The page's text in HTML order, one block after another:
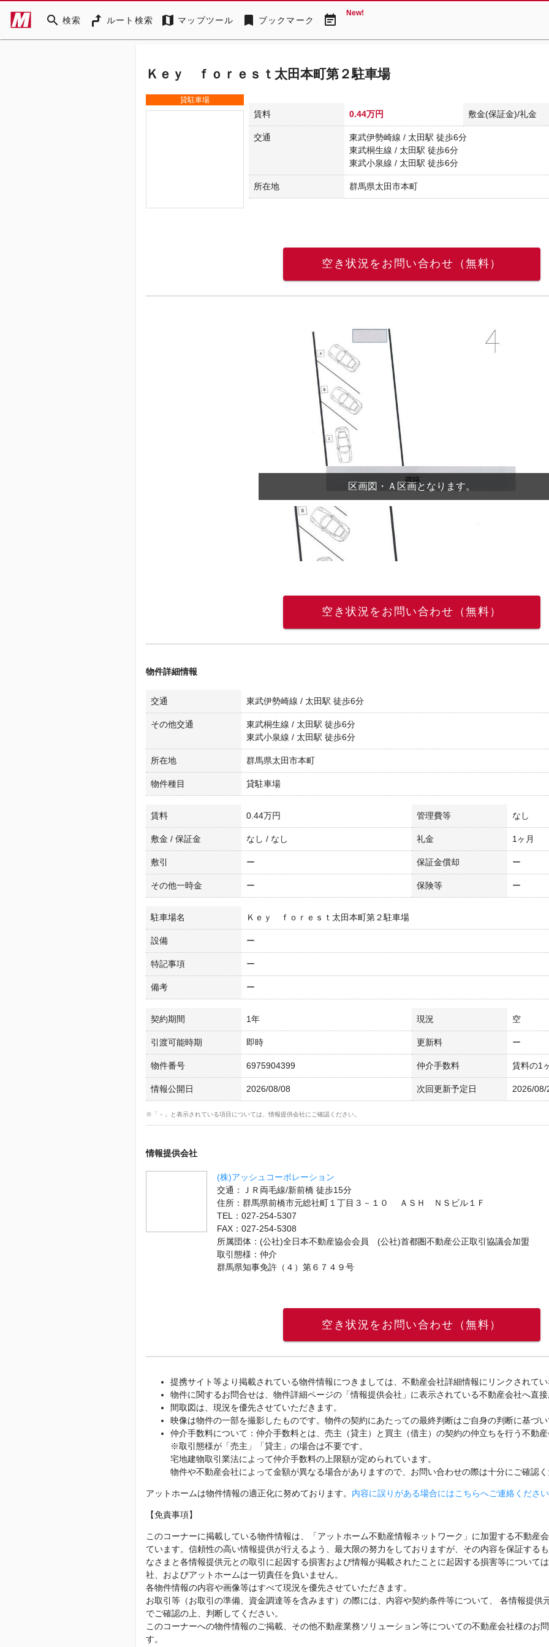
search 検索 ルート検索 map マップツール bookmark ブックマーク event_note New!
Ｋｅｙ ｆｏｒｅｓｔ太田本町第２駐車場
貸駐車場
賃料 0.44万円 敷金(保証金)/礼金
交通
東武伊勢崎線 / 太田駅 徒歩6分
東武桐生線 / 太田駅 徒歩6分
東武小泉線 / 太田駅 徒歩6分
所在地 群馬県太田市本町
空き状況をお問い合わせ（無料）
区画図・Ａ区画となります。
空き状況をお問い合わせ（無料）
物件詳細情報
交通 東武伊勢崎線 / 太田駅 徒歩6分
その他交通
東武桐生線 / 太田駅 徒歩6分
東武小泉線 / 太田駅 徒歩6分
所在地 群馬県太田市本町
物件種目 貸駐車場
賃料 0.44万円 管理費等 なし
敷金 / 保証金 なし / なし 礼金 1ヶ月
敷引 ー 保証金償却 ー
その他一時金 ー 保険等 ー
駐車場名 Ｋｅｙ ｆｏｒｅｓｔ太田本町第２駐車場
設備 ー
特記事項 ー
備考 ー
契約期間 1年 現況 空
引渡可能時期 即時 更新料 ー
物件番号 6975904399 仲介手数料 賃料の1
情報公開日 2026/08/08 次回更新予定日 2026/08/
※「－」と表示されている項目については、情報提供会社にご確認ください。
情報提供会社
(株)アッシュコーポレーション
交通：ＪＲ両毛線/新前橋 徒歩15分
住所：群馬県前橋市元総社町１丁目３－１０ ＡＳＨ ＮＳビル１Ｆ
TEL：027-254-5307
FAX：027-254-5308
所属団体：(公社)全日本不動産協会会員 (公社)首都圏不動産公正取引協議会加盟
取引態様：仲介
群馬県知事免許（４）第６７４９号
空き状況をお問い合わせ（無料）
提携サイト等より掲載されている物件情報につきましては、不動産会社詳細情報にリンクされてい
物件に関するお問合せは、物件詳細ページの「情報提供会社」に表示されている不動産会社へ直接
間取図は、現況を優先させていただきます。
映像は物件の一部を撮影したものです。物件の契約にあたっての最終判断はご自身の判断に基づい
仲介手数料について：仲介手数料とは、売主（貸主）と買主（借主）の契約の仲立ちを行う不動産
※取引態様が「売主」「貸主」の場合は不要です。
宅地建物取引業法によって仲介手数料の上限額が定められています。
物件や不動産会社によって金額が異なる場合がありますので、お問い合わせの際は十分にご確認く
アットホームは物件情報の適正化に努めております。 内容に誤りがある場合にはこちらへご連絡ください
【免責事項】
このコーナーに掲載している物件情報は、「アットホーム不動産情報ネットワーク」に加盟する不動産
ています。信頼性の高い情報提供が行えるよう、最大限の努力をしておりますが、その内容を保証する
なさまと各情報提供元との取引に起因する損害および情報が掲載されたことに起因する損害等について
社、およびアットホームは一切責任を負いません。
各物件情報の内容や画像等はすべて現況を優先させていただきます。
お取引等（お取引の準備、資金調達等を含みます）の際には、内容や契約条件等について、 各情報提供
でご確認の上、判断してください。
このコーナーへの物件情報のご掲載、その他不動産業務ソリューション等についての不動産会社様のお
す。